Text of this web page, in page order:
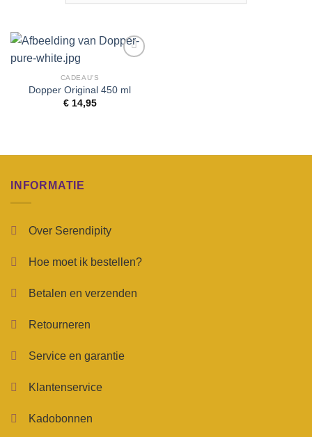
wenslijst
CADEAU'S
Dopper Original 450 ml
€14,95
INFORMATIE
Over Serendipity
Hoe moet ik bestellen?
Betalen en verzenden
Retourneren
Service en garantie
Klantenservice
Kadobonnen